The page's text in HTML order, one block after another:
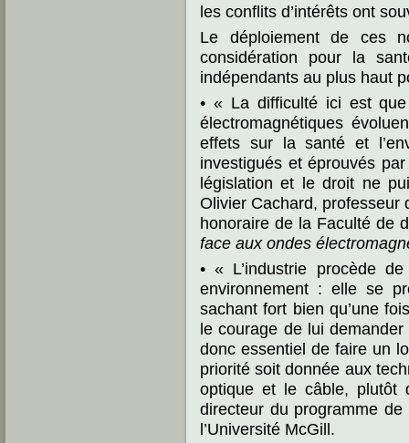
les conflits d’intérêts ont
Le déploiement de ces
considération pour la
indépendants au plus haut
• « La difficulté ici est
électromagnétiques
effets sur la santé et
investigués et éprouvés
législation et le droit ne
Olivier Cachard, professeur
honoraire de la Faculté de
face aux ondes
• « L’industrie procède
environnement : elle se
sachant fort bien qu’une
le courage de lui
donc essentiel de faire un
priorité soit donnée aux
optique et le câble,
directeur du programme
l’Université McGill.